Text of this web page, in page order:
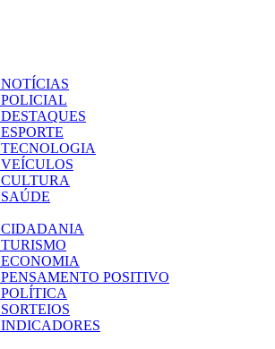
NOTÍCIAS
POLICIAL
DESTAQUES
ESPORTE
TECNOLOGIA
VEÍCULOS
CULTURA
SAÚDE
CIDADANIA
TURISMO
ECONOMIA
PENSAMENTO POSITIVO
POLÍTICA
SORTEIOS
INDICADORES